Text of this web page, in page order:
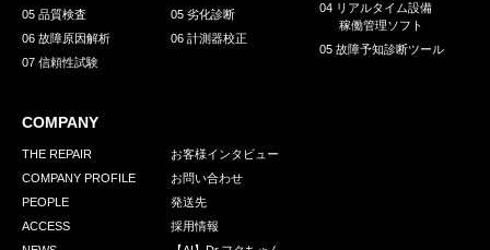
05 品質検査
06 故障原因解析
07 信頼性試験
05 劣化診断
06 計測器校正
04 リアルタイム設備
稼働管理ソフト
05 故障予知診断ツール
COMPANY
THE REPAIR
COMPANY PROFILE
PEOPLE
ACCESS
お客様インタビュー
お問い合わせ
発送先
採用情報